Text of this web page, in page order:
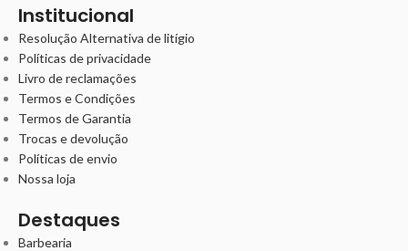
Institucional
Resolução Alternativa de litígio
Políticas de privacidade
Livro de reclamações
Termos e Condições
Termos de Garantia
Trocas e devolução
Políticas de envio
Nossa loja
Destaques
Barbearia